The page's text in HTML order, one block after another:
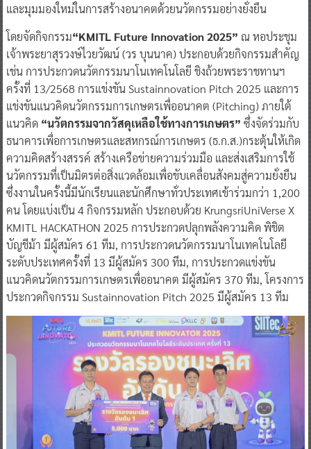
และมุมมองใหม่ในการสร้างอนาคตด้วยนวัตกรรมอย่างยั่งยืน
โดยจัดกิจกรรม“KMITL Future Innovation 2025” ณ หอประชุม
เจ้าพระยาสุรวงษ์ไวยวัฒน์ (วร บุนนาค) ประกอบด้วยกิจกรรมสำคัญ
เช่น การประกวดนวัตกรรมนาโนเทคโนโลยี ชิงถ้วยพระราชทานฯ
ครั้งที่ 13/2568 การแข่งขัน Sustainnovation Pitch 2025 และการ
แข่งขันแนวคิดนวัตกรรมการเกษตรเพื่ออนาคต (Pitching) ภายใต้
แนวคิด“นวัตกรรมจากวัสดุเหลือใช้ทางการเกษตร” ซึ่งจัดร่วมกับ
ธนาคารเพื่อการเกษตรและสหกรณ์การเกษตร (ธ.ก.ส.)กระตุ้นให้เกิด
ความคิดสร้างสรรค์ สร้างเครือข่ายความร่วมมือ และส่งเสริมการใช้
นวัตกรรมที่เป็นมิตรต่อสิ่งแวดล้อมเพื่อขับเคลื่อนสังคมสู่ความยั่งยืน
ซึ่งงานในครั้งนี้มีนักเรียนและนักศึกษาทั่วประเทศเข้าร่วมกว่า 1,200
คน โดยแบ่งเป็น 4 กิจกรรมหลัก ประกอบด้วย KrungsriUniVerse X
KMITL HACKATHON 2025 การประกวดปลุกพลังความคิด พิชิต
บัญชีม้า มีผู้สมัคร 61 ทีม, การประกวดนวัตกรรมนาโนเทคโนโลยี
ระดับประเทศครั้งที่ 13 มีผู้สมัคร 300 ทีม, การประกวดแข่งขัน
แนวคิดนวัตกรรมการเกษตรเพื่ออนาคต มีผู้สมัคร 370 ทีม, โครงการ
ประกวดกิจกรรม Sustainnovation Pitch 2025 มีผู้สมัคร 13 ทีม